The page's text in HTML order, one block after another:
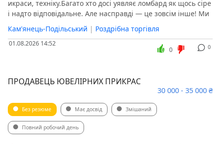
икраси, техніку.️Багато хто досі уявляє ломбард як щось сіре
і надто відповідальне. Але насправді — це зовсім інше! Ми
Кам'янець-Подільський | Роздрібна торгівля
01.08.2026 14:52 0
0
ПРОДАВЕЦЬ ЮВЕЛІРНИХ ПРИКРАС
30 000 - 35 000 ₴
Без резюме Має досвід Змішаний
Повний робочий день